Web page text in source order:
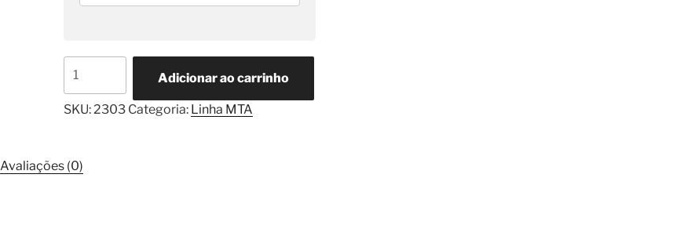
Para
7
MTA
Linha
Adicionar ao carrinho
SKU: 2303 Categoria: Linha MTA
Avaliações (0)